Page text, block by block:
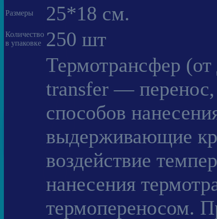
Размеры 25*18 см.
Количество
в упаковке
250 шт
Термотрансфер
transfer —
способов
выдерживающие
воздействие
нанесения
термопереносом.